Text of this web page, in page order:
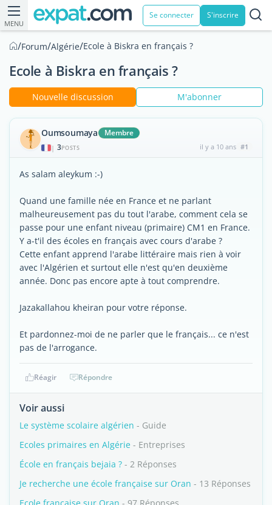
MENU
Se connecter S'inscrire
/Forum/Algérie/Ecole à Biskra en français ?
Ecole à Biskra en français ?
Nouvelle discussion M'abonner
Oumsoumaya Membre
| 3POSTS il y a 10 ans #1
As salam aleykum :-)
Quand une famille née en France et ne parlant
malheureusement pas du tout l'arabe, comment cela se
passe pour une enfant niveau (primaire) CM1 en France.
Y a-t'il des écoles en français avec cours d'arabe ?
Cette enfant apprend l'arabe littéraire mais rien à voir
avec l'Algérien et surtout elle n'est qu'en deuxième
année. Donc pas encore apte à tout comprendre.
Jazakallahou kheiran pour votre réponse.
Et pardonnez-moi de ne parler que le français... ce n'est
pas de l'arrogance.
Réagir Répondre
Voir aussi
Le système scolaire algérien - Guide
Ecoles primaires en Algérie - Entreprises
École en français bejaia ? - 2 Réponses
Je recherche une école française sur Oran - 13 Réponses